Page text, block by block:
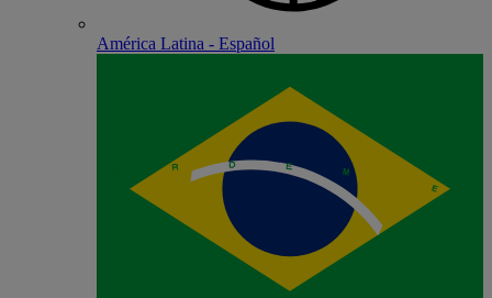
América Latina - Español